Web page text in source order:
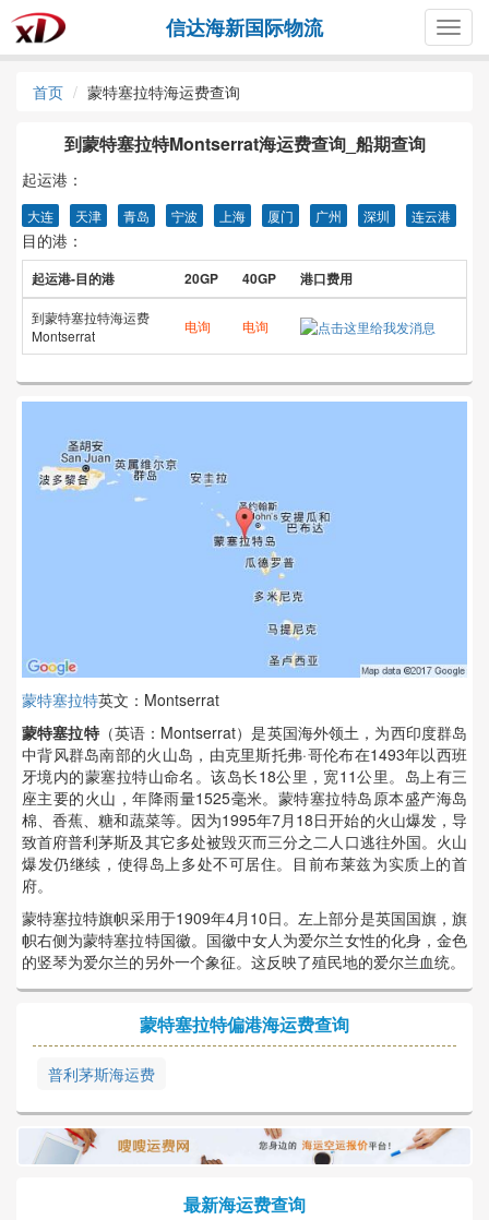
信达海新国际物流
首页 蒙特塞拉特海运费查询
到蒙特塞拉特Montserrat海运费查询_船期查询
起运港：
大连 天津 青岛 宁波 上海 厦门 广州 深圳 连云港
目的港：
起运港-目的港 20GP 40GP 港口费用
到蒙特塞拉特海运费
Montserrat
电询 电询
蒙特塞拉特英文：Montserrat
蒙特塞拉特（英语：Montserrat）是英国海外领土，为西印度群岛
中背风群岛南部的火山岛，由克里斯托弗·哥伦布在1493年以西班
牙境内的蒙塞拉特山命名。该岛长18公里，宽11公里。岛上有三
座主要的火山，年降雨量1525毫米。蒙特塞拉特岛原本盛产海岛
棉、香蕉、糖和蔬菜等。因为1995年7月18日开始的火山爆发，导
致首府普利茅斯及其它多处被毁灭而三分之二人口逃往外国。火山
爆发仍继续，使得岛上多处不可居住。目前布莱兹为实质上的首
府。
蒙特塞拉特旗帜采用于1909年4月10日。左上部分是英国国旗，旗
帜右侧为蒙特塞拉特国徽。国徽中女人为爱尔兰女性的化身，金色
的竖琴为爱尔兰的另外一个象征。这反映了殖民地的爱尔兰血统。
蒙特塞拉特偏港海运费查询
普利茅斯海运费
最新海运费查询